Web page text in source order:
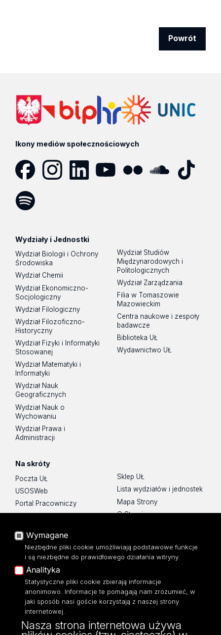
Powrót
Ikony mediów społecznościowych
Wydziały i Jednostki
Wydział Biologii i Ochrony
Środowiska
Wydział Chemii
Wydział Ekonomiczno-
Socjologiczny
Wydział Filologiczny
Wydział Filozoficzno-
Historyczny
Wydział Fizyki i Informatyki
Stosowanej
Wydział Matematyki i
Informatyki
Wydział Nauk
Geograficznych
Wydział Nauk o
Wychowaniu
Wydział Prawa i
Administracji
Wydział Studiów
Międzynarodowych i
Politologicznych
Wydział Zarządzania
Filia w Tomaszowie
Mazowieckim
Centra naukowe i zespoły
badawcze
Biblioteka UŁ
Wydawnictwo UŁ
Na skróty
Poczta UŁ
USOSWeb
Portal Pracowniczy
Baza Aktów Własnych
Moodle
Eksperci UŁ
Polityka Prywatności
Dostępność
Sklep UŁ
Lista wydziałów i jednostek
Mapa Strony
O Stronie
ul. Narutowicza 68, 90-136 Łódź
Wymagane
Niezbędne pliki cookie umożliwiają podstawowe funkcje
i są niezbędne do prawidłowego działania witryny.
Analityka
Statystyczne pliki cookie zbierają informacje
anonimowo. Informacje te pomagają nam zrozumieć, w
jaki sposób nasi goście korzystają z naszej strony
internetowej.
Nasza strona internetowa używa